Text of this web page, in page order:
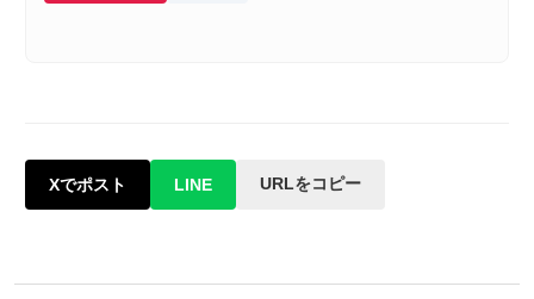
Xでポスト LINE URLをコピー